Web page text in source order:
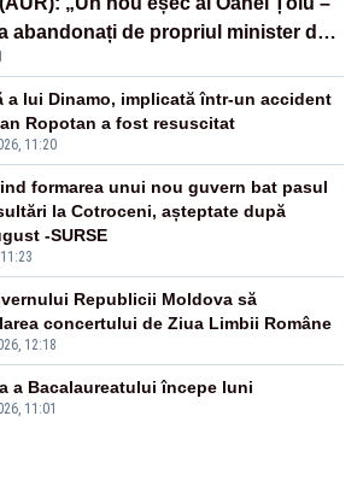
abandonați de propriul minister de
de vegetație!”
11:20
a lui Dinamo, implicată într-un accident
Ropotan a fost resuscitat
formarea unui nou guvern bat pasul
la Cotroceni, așteptate după
-SURSE
12:18
Republicii Moldova să
concertului de Ziua Limbii Române
11:01
a Bacalaureatului începe luni